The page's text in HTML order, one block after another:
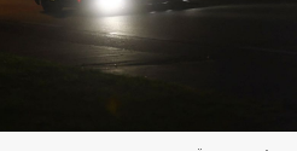
”Ännu mer
mer påkostad var filmen ”Le Mans”
som gör comeback efter en